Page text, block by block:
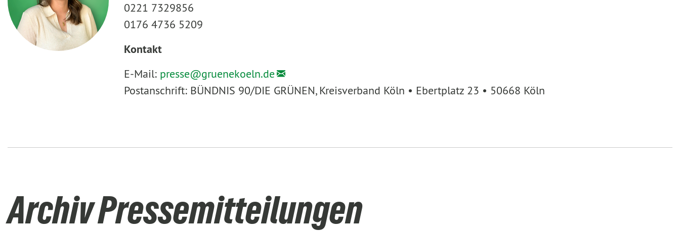
0221 7329856
0176 4736 5209
Kontakt
E-Mail: presse@gruenekoeln.de
Postanschrift: BÜNDNIS 90/DIE GRÜNEN, Kreisverband Köln • Ebertplatz 23 • 50668 Köln
Archiv Pressemitteilungen